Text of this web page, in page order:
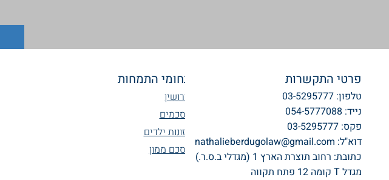
תחומי התמחות
גירושין
הסכמים
מזונות ילדים
הסכם ממון
פרטי התקשרות
טלפון: 03-5295777
נייד: 054-5777088
פקס: 03-5295777
דוא"ל: nathalieberdugolaw@gmail.com
כתובת:
רחוב תוצרת הארץ 1 (מגדלי ב.ס.ר.)
מגדל T קומה 12 פתח תקווה